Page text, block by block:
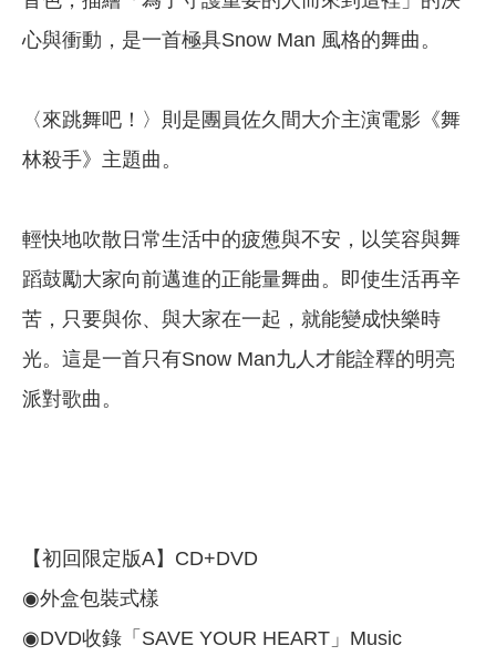
心與衝動，是一首極具Snow Man 風格的舞曲。
〈來跳舞吧！〉則是團員佐久間大介主演電影《舞
林殺手》主題曲。
輕快地吹散日常生活中的疲憊與不安，以笑容與舞
蹈鼓勵大家向前邁進的正能量舞曲。即使生活再辛
苦，只要與你、與大家在一起，就能變成快樂時
光。這是一首只有Snow Man九人才能詮釋的明亮
派對歌曲。
【初回限定版A】CD+DVD
◉外盒包裝式樣
◉DVD收錄「SAVE YOUR HEART」Music